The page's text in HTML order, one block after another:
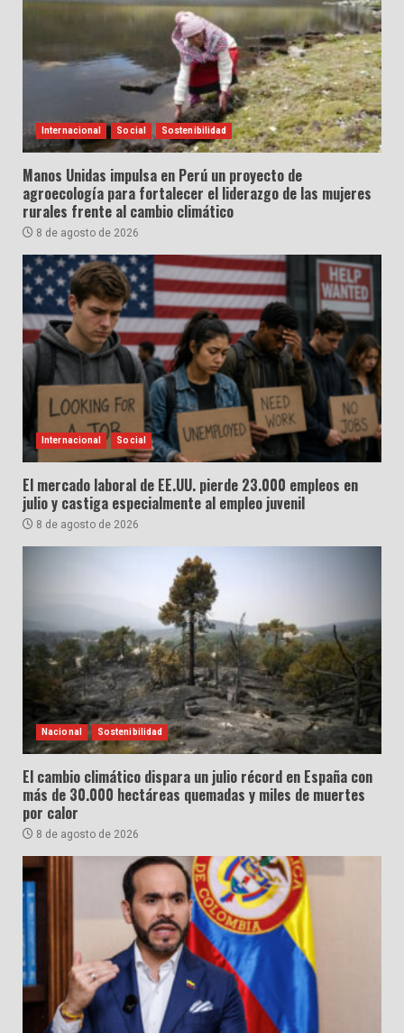
Internacional Social Sostenibilidad
Manos Unidas impulsa en Perú un proyecto de
agroecología para fortalecer el liderazgo de las mujeres
rurales frente al cambio climático
8 de agosto de 2026
Internacional Social
El mercado laboral de EE.UU. pierde 23.000 empleos en
julio y castiga especialmente al empleo juvenil
8 de agosto de 2026
Nacional Sostenibilidad
El cambio climático dispara un julio récord en España con
más de 30.000 hectáreas quemadas y miles de muertes
por calor
8 de agosto de 2026